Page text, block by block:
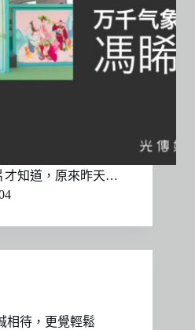
才知道，原來昨天…
相待，更覺輕鬆